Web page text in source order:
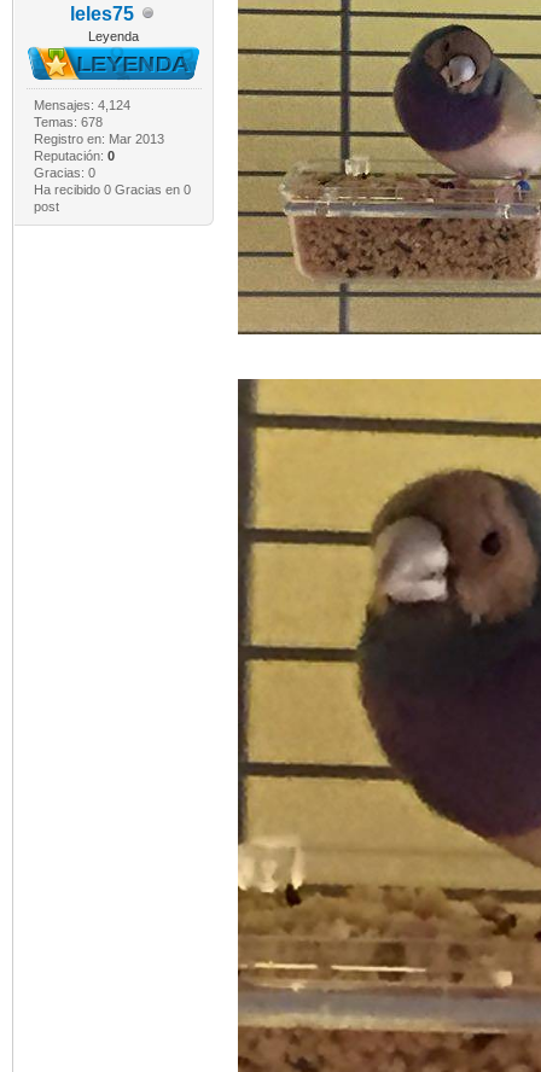
leles75
Leyenda
Mensajes: 4,124
Temas: 678
Registro en: Mar 2013
Reputación: 0
Gracias: 0
Ha recibido 0 Gracias en 0
post